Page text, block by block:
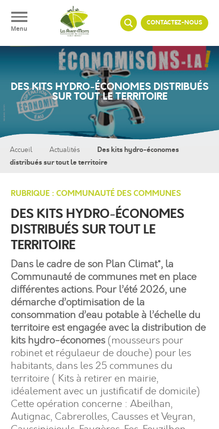
Menu
CONTACTEZ-NOUS
DES KITS HYDRO-ÉCONOMES DISTRIBUÉS
SUR TOUT LE TERRITOIRE
Accueil Actualités
Des kits hydro-économes
distribués sur tout le territoire
RUBRIQUE : COMMUNAUTÉ DES COMMUNES
DES KITS HYDRO-ÉCONOMES
DISTRIBUÉS SUR TOUT LE
TERRITOIRE
Dans le cadre de son Plan Climat*, la
Communauté de communes met en place
différentes actions. Pour l’été 2026, une
démarche d’optimisation de la
consommation d’eau potable à l’échelle du
territoire est engagée avec la distribution de
kits hydro-économes(mousseurs pour
robinet et régulaeur de douche) pour les
habitants, dans les 25 communes du
territoire ( Kits à retirer en mairie,
idéalement avec un justificatif de domicile)
Cette opération concerne : Abeilhan,
Autignac, Cabrerolles, Causses et Veyran,
Panneau de gestion des cookies